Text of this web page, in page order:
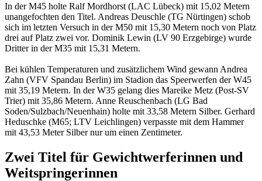
In der M45 holte Ralf Mordhorst (LAC Lübeck) mit 15,02 Metern
unangefochten den Titel. Andreas Deuschle (TG Nürtingen) schob
sich im letzten Versuch in der M50 mit 15,30 Metern noch von Platz
drei auf Platz zwei vor. Dominik Lewin (LV 90 Erzgebirge) wurde
Dritter in der M35 mit 15,31 Metern.
Bei kühlen Temperaturen und zusätzlichem Wind gewann Andrea
Zahn (VFV Spandau Berlin) im Stadion das Speerwerfen der W45
mit 35,19 Metern. In der W35 gelang dies Mareike Metz (Post-SV
Trier) mit 35,86 Metern. Anne Reuschenbach (LG Bad
Soden/Sulzbach/Neuenhain) holte mit 33,58 Metern Silber. Gerhard
Heduschke (M65; LTV Leichlingen) verpasste mit dem Hammer
mit 43,53 Meter Silber nur um einen Zentimeter.
Zwei Titel für Gewichtwerferinnen und
Weitspringerinnen